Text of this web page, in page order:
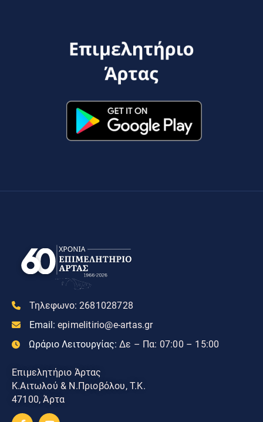
Τηλεφωνο: 2681028728
Email: epimelitirio@e-artas.gr
Ωράριο Λειτουργίας: Δε – Πα: 07:00 – 15:00
Επιμελητήριο Άρτας
Κ.Αιτωλού & Ν.Πριοβόλου, Τ.Κ.
47100, Άρτα